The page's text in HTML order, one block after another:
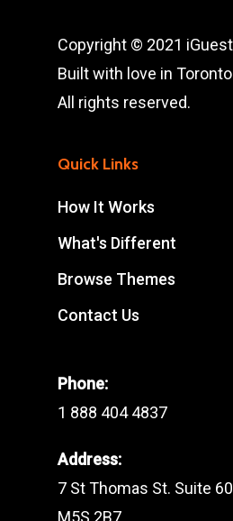
Copyright © 2021
Built with love in Toronto
All rights reserved.
Quick Links
How It Works
What's Different
Browse Themes
Contact Us
Phone:
1 888 404 4837
Address:
7 St Thomas St. Suite
M5S 2B7